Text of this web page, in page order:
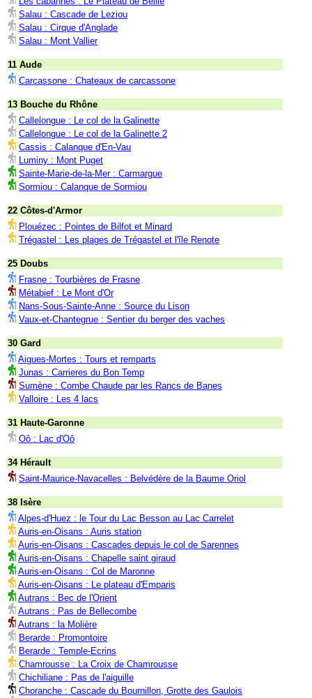
Salau : Cascade de Leziou
Salau : Cirque d'Anglade
Salau : Mont Vallier
11 Aude
Carcassone : Chateaux de carcassone
13 Bouche du Rhône
Callelongue : Le col de la Galinette
Callelongue : Le col de la Galinette 2
Cassis : Calanque d'En-Vau
Luminy : Mont Puget
Sainte-Marie-de-la-Mer : Carmargue
Sormiou : Calanque de Sormiou
22 Côtes-d'Armor
Plouézec : Pointes de Bilfot et Minard
Trégastel : Les plages de Trégastel et l'île Renote
25 Doubs
Frasne : Tourbières de Frasne
Métabief : Le Mont d'Or
Nans-Sous-Sainte-Anne : Source du Lison
Vaux-et-Chantegrue : Sentier du berger des vaches
30 Gard
Aigues-Mortes : Tours et remparts
Junas : Carrieres du Bon Temp
Sumène : Combe Chaude par les Rancs de Banes
Valloire : Les 4 lacs
31 Haute-Garonne
Oô : Lac d'Oô
34 Hérault
Saint-Maurice-Navacelles : Belvédère de la Baume Oriol
38 Isère
Alpes-d'Huez : le Tour du Lac Besson au Lac Carrelet
Auris-en-Oisans : Auris station
Auris-en-Oisans : Cascades depuis le col de Sarennes
Auris-en-Oisans : Chapelle saint giraud
Auris-en-Oisans : Col de Maronne
Auris-en-Oisans : Le plateau d'Emparis
Autrans : Bec de l'Orient
Autrans : Pas de Bellecombe
Autrans : la Molière
Berarde : Promontoire
Berarde : Temple-Ecrins
Chamrousse : La Croix de Chamrousse
Chichiliane : Pas de l'aiguille
Choranche : Cascade du Bournillon, Grotte des Gaulois